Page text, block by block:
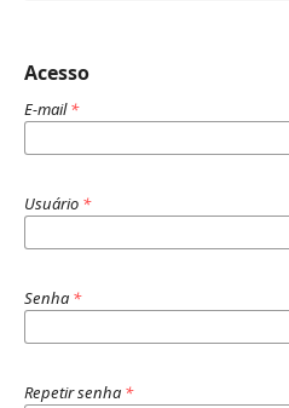
Acesso
E-mail*
Usuário *
Senha *
Repetir senha *